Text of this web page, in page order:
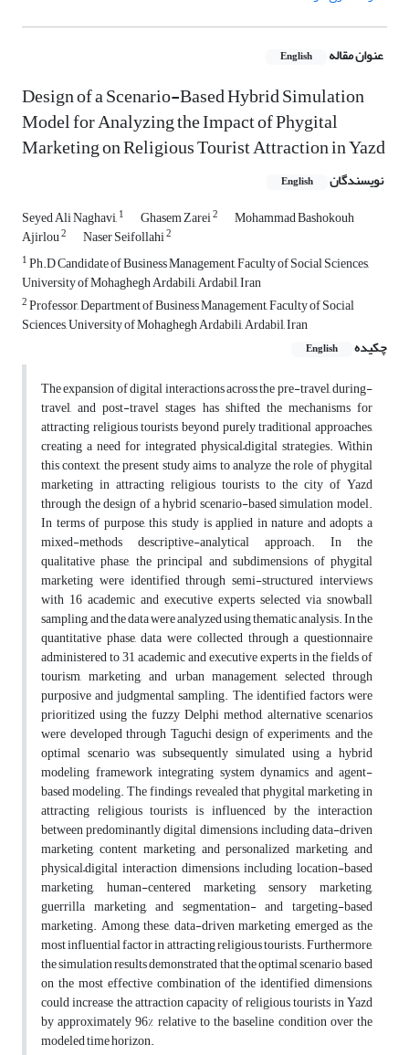
عنوان مقاله English
Design of a Scenario-Based Hybrid Simulation
Model for Analyzing the Impact of Phygital
Marketing on Religious Tourist Attraction in Yazd
نویسندگان English
Seyed Ali Naghavi,1 Ghasem Zarei2 Mohammad Bashokouh
Ajirlou2 Naser Seifollahi2
1Ph.D Candidate of Business Management, Faculty of Social Sciences,
University of Mohaghegh Ardabili, Ardabil, Iran
2Professor, Department of Business Management, Faculty of Social
Sciences, University of Mohaghegh Ardabili, Ardabil, Iran
چکیده
English
The expansion of digital interactions across the pre-travel, during-
travel, and post-travel stages has shifted the mechanisms for
attracting religious tourists beyond purely traditional approaches,
creating a need for integrated physical–digital strategies. Within
this context, the present study aims to analyze the role of phygital
marketing in attracting religious tourists to the city of Yazd
through the design of a hybrid scenario-based simulation model.
In terms of purpose, this study is applied in nature and adopts a
mixed-methods descriptive-analytical approach. In the
qualitative phase, the principal and subdimensions of phygital
marketing were identified through semi-structured interviews
with 16 academic and executive experts selected via snowball
sampling, and the data were analyzed using thematic analysis. In the
quantitative phase, data were collected through a questionnaire
administered to 31 academic and executive experts in the fields of
tourism, marketing, and urban management, selected through
purposive and judgmental sampling. The identified factors were
prioritized using the fuzzy Delphi method, alternative scenarios
were developed through Taguchi design of experiments, and the
optimal scenario was subsequently simulated using a hybrid
modeling framework integrating system dynamics and agent-
based modeling. The findings revealed that phygital marketing in
attracting religious tourists is influenced by the interaction
between predominantly digital dimensions, including data-driven
marketing, content marketing, and personalized marketing, and
physical–digital interaction dimensions, including location-based
marketing, human-centered marketing, sensory marketing,
guerrilla marketing, and segmentation- and targeting-based
marketing. Among these, data-driven marketing emerged as the
most influential factor in attracting religious tourists. Furthermore,
the simulation results demonstrated that the optimal scenario, based
on the most effective combination of the identified dimensions,
could increase the attraction capacity of religious tourists in Yazd
by approximately 96% relative to the baseline condition over the
modeled time horizon.